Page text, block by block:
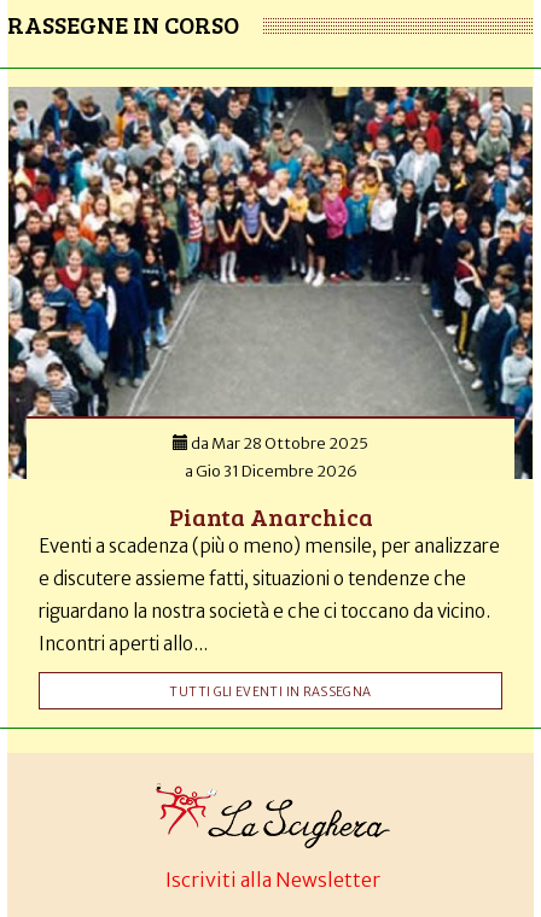
RASSEGNE IN CORSO
da Mar 28 Ottobre 2025
aGio 31 Dicembre 2026
Pianta Anarchica
Eventi a scadenza (più o meno) mensile, per analizzare
e discutere assieme fatti, situazioni o tendenze che
riguardano la nostra società e che ci toccano da vicino.
Incontri aperti allo...
TUTTI GLI EVENTI IN RASSEGNA
Iscriviti alla Newsletter